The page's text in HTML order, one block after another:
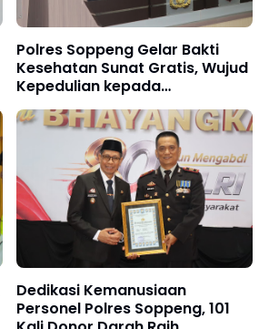
Polres Soppeng Gelar Bakti
Kesehatan Sunat Gratis, Wujud
Kepedulian kepada
Masyarakat di Hari
Bhayangkara ke-80
Dedikasi Kemanusiaan
Personel Polres Soppeng, 101